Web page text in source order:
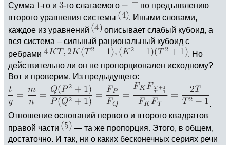
Сумма
-го и -го слагаемого
по предъявлению
второго уравнения системы
. Иными словами,
каждое из уравнений
описывает слабый кубоид, а
вся система – сильный рациональный кубоид с
ребрами
. Но
действительно ли он не пропорционален исходному?
Вот и проверим. Из предыдущего:
.
Отношение оснований первого и второго квадратов
правой части
— та же пропорция. Этого, в общем,
достаточно. И так, ни о каких бесконечных сериях речи